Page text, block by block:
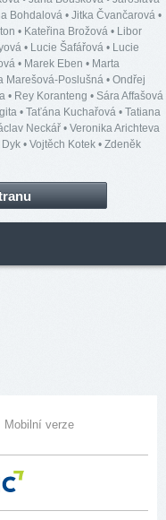
Bohdalová • Jitka Čvančarová •
• Kateřina Brožová • Libor
• Lucie Šafářová • Lucie
• Marek Eben • Marta
Marešová-Poslušná • Ondřej
• Rey Koranteng • Sára Affašová
• Taťána Kuchařová • Tatiana
Neckář • Veronika Arichteva
Dyk • Vojtěch Kotek • Zdeněk
Mobilní verze